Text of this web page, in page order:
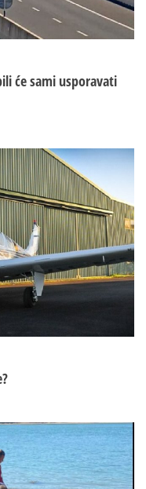
će sami usporavati